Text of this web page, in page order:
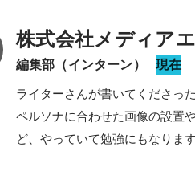
株式会社メディア
編集部（インターン） 現在
ライターさんが書いてくださっ
ペルソナに合わせた画像の設置
ど、やっていて勉強にもなりま